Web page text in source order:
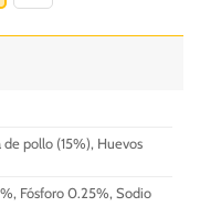
múltiples
pueden
en
pollo (15%), Huevos
Fósforo 0.25%, Sodio